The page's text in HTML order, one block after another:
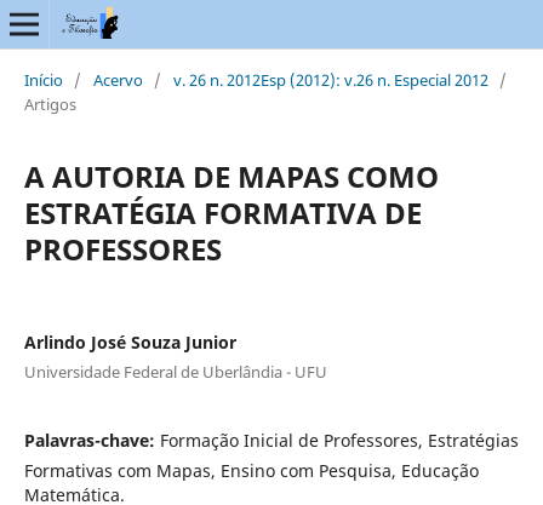
Início / Acervo / v. 26 n. 2012Esp (2012): v.26 n. Especial 2012 /
Artigos
A AUTORIA DE MAPAS COMO
ESTRATÉGIA FORMATIVA DE
PROFESSORES
Arlindo José Souza Junior
Universidade Federal de Uberlândia - UFU
Palavras-chave: Formação Inicial de Professores, Estratégias
Formativas com Mapas, Ensino com Pesquisa, Educação
Matemática.